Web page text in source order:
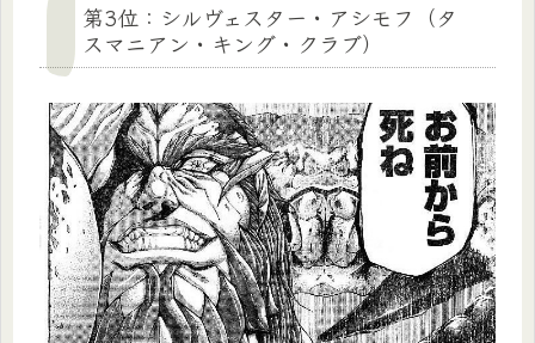
第3位：シルヴェスター・アシモフ（タ
スマニアン・キング・クラブ）